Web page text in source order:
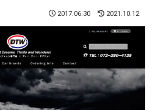
2017.06.30 2021.10.12